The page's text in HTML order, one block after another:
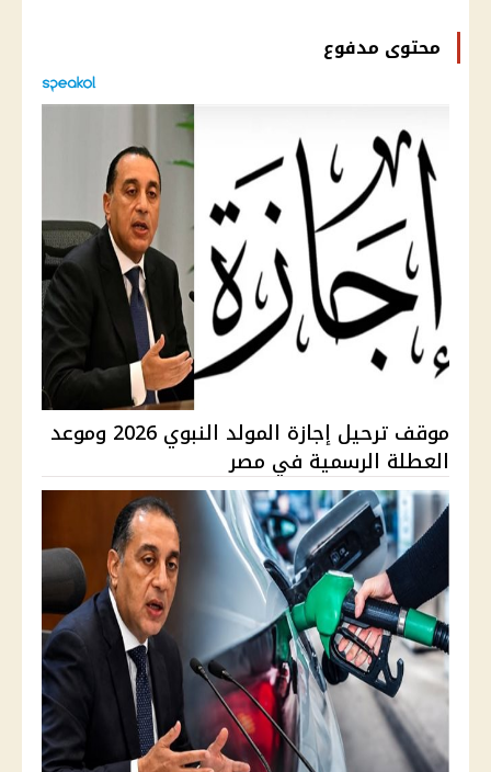
محتوى مدفوع
موقف ترحيل إجازة المولد النبوي 2026 وموعد
العطلة الرسمية في مصر